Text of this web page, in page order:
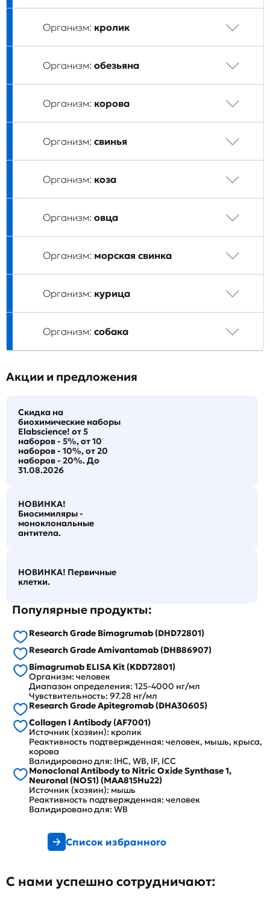
Организм: кролик
Организм: обезьяна
Организм: корова
Организм: свинья
Организм: коза
Организм: овца
Организм: морская свинка
Организм: курица
Организм: собака
Акции и предложения
Скидка на
биохимические наборы
Elabscience! от 5
наборов - 5%, от 10
наборов - 10%, от 20
наборов - 20%. До
31.08.2026
НОВИНКА!
Биосимиляры -
моноклональные
антитела.
НОВИНКА! Первичные
клетки.
Популярные продукты:
Research Grade Bimagrumab (DHD72801)
Research Grade Amivantamab (DHB86907)
Bimagrumab ELISA Kit (KDD72801)
Организм: человек
Диапазон определения: 125-4000 нг/мл
Чувствительность: 97.28 нг/мл
Research Grade Apitegromab (DHA30605)
Collagen I Antibody (AF7001)
Источник (хозяин): кролик
Реактивность подтвержденная: человек, мышь, крыса,
корова
Валидировано для: IHC, WB, IF, ICC
Monoclonal Antibody to Nitric Oxide Synthase 1,
Neuronal (NOS1) (MAA815Hu22)
Источник (хозяин): мышь
Реактивность подтвержденная: человек
Валидировано для: WB
Список избранного
С нами успешно сотрудничают: